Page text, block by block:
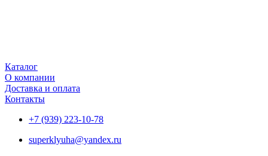
Каталог
О компании
Доставка и оплата
Контакты
+7 (939) 223-10-78
superklyuha@yandex.ru